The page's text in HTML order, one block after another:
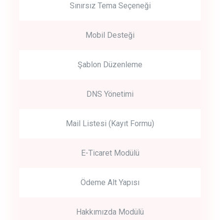
Sınırsız Tema Seçeneği
Mobil Desteği
Şablon Düzenleme
DNS Yönetimi
Mail Listesi (Kayıt Formu)
E-Ticaret Modülü
Ödeme Alt Yapısı
Hakkımızda Modülü